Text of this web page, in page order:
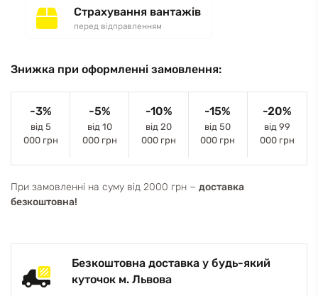
Страхування вантажів
перед відправленням
Знижка при оформленні замовлення:
-3%
від 5
000 грн
-5%
від 10
000 грн
-10%
від 20
000 грн
-15%
від 50
000 грн
-20%
від 99
000 грн
При замовленні на суму від 2000 грн − доставка
безкоштовна!
Безкоштовна доставка у будь-який
куточок м. Львова